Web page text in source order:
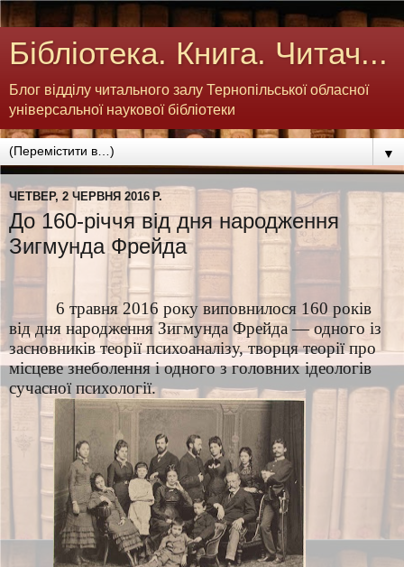
Бібліотека. Книга. Читач...
Блог відділу читального залу Тернопільської обласної
універсальної наукової бібліотеки
▼
ЧЕТВЕР, 2 ЧЕРВНЯ 2016 Р.
До 160-річчя від дня народження
Зигмунда Фрейда
6 травня 2016 року виповнилося 160 років
від дня народження Зигмунда Фрейда — одного із
засновників теорії психоаналізу, творця теорії про
місцеве знеболення і одного з головних ідеологів
сучасної психології.